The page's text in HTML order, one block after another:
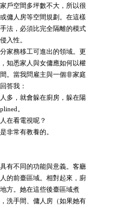
戶空間多坪數不大，所以很
傭人房等空間規劃。在這樣
法，必須比完全隔離的模式
入性。
家務移工可進出的領域。更
知悉家人與女傭應如何以權
。當我問雇主與一個非家庭
答我：
多，就會躲在廚房，躲在陽
。
在看電視呢？
非常有教養的。
有不同的功能與意義。客廳
的前臺區域。相對起來，廚
方。她在這些後臺區域煮
洗手間、傭人房（如果她有